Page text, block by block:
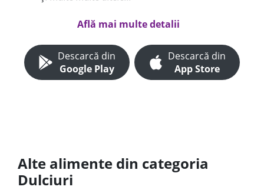
Află mai multe detalii
Descarcă din
Google Play
Descarcă din
App Store
Alte alimente din categoria
Dulciuri